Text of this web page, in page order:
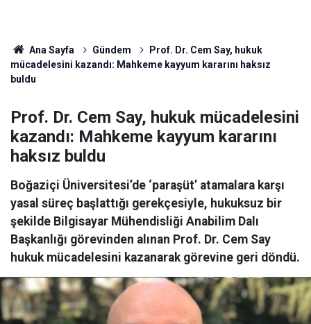
Ana Sayfa Gündem
Prof. Dr. Cem Say, hukuk
mücadelesini kazandı: Mahkeme kayyum kararını haksız
buldu
Prof. Dr. Cem Say, hukuk mücadelesini
kazandı: Mahkeme kayyum kararını
haksız buldu
Boğaziçi Üniversitesi’de ‘paraşüt’ atamalara karşı
yasal süreç başlattığı gerekçesiyle, hukuksuz bir
şekilde Bilgisayar Mühendisliği Anabilim Dalı
Başkanlığı görevinden alınan Prof. Dr. Cem Say
hukuk mücadelesini kazanarak görevine geri döndü.